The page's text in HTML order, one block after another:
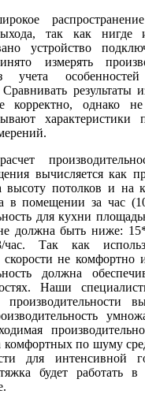
так как
устройство
измерять
учета
результаты
корректно, однако
вычисляется как
потолков и на
в помещении за час
для кухни
должна быть ниже:
Так как
не комфортно
должна
Наши
производительности
комфортных по шуму
для интенсивной
будет работать